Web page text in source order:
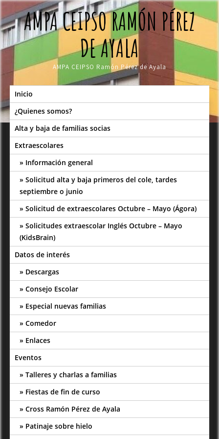
Skip
to
contentAMPA CEIPSO RAMÓN PÉREZ
DE AYALA
AMPA CEIPSO Ramón Pérez de Ayala
Inicio
¿Quienes somos?
Alta y baja de familias socias
Extraescolares
Información general
Solicitud alta y baja primeros del cole, tardes
septiembre o junio
Solicitud de extraescolares Octubre – Mayo (Ágora)
Solicitudes extraescolar Inglés Octubre – Mayo
(KidsBrain)
Datos de interés
Descargas
Consejo Escolar
Especial nuevas familias
Comedor
Enlaces
Eventos
Talleres y charlas a familias
Fiestas de fin de curso
Cross Ramón Pérez de Ayala
Patinaje sobre hielo